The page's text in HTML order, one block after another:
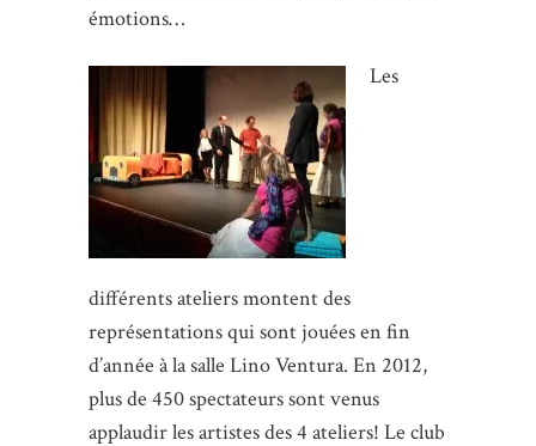
émotions…
Les
différents ateliers montent des
représentations qui sont jouées en fin
d’année à la salle Lino Ventura. En 2012,
plus de 450 spectateurs sont venus
applaudir les artistes des 4 ateliers! Le club